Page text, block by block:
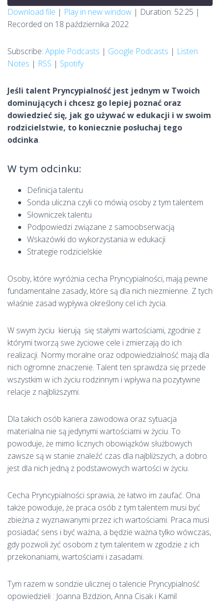
SECONDS
30
SECONDS
SUBSCRIBE SHARE
Apple Podcasts Google Podcasts
Spotify
SHARE
LINK
Download file | Play in new window | Duration: 52:25 |
Recorded on 18 października 2022
Subscribe: Apple Podcasts | Google Podcasts | Listen
Notes | RSS | Spotify
Jeśli talent Pryncypialność jest jednym w Twoich
dominujących i chcesz go lepiej poznać oraz
dowiedzieć się, jak go używać w edukacji i w swoim
rodzicielstwie, to koniecznie posłuchaj tego
odcinka.
W tym odcinku:
Definicja talentu
Sonda uliczna czyli co mówią osoby z tym talentem
Słowniczek talentu
Podpowiedzi związane z samoobserwacją
Wskazówki do wykorzystania w edukacji
Strategie rodzicielskie
Osoby, które wyróżnia cecha Pryncypialności, mają pewne
fundamentalne zasady, które są dla nich niezmienne. Z tych
właśnie zasad wypływa określony cel ich życia.
W swym życiu kierują się stałymi wartościami, zgodnie z
którymi tworzą swe życiowe cele i zmierzają do ich
realizacji. Normy moralne oraz odpowiedzialność mają dla
nich ogromne znaczenie. Talent ten sprawdza się przede
wszystkim w ich życiu rodzinnym i wpływa na pozytywne
relacje z najbliższymi.
Dla takich osób kariera zawodowa oraz sytuacja
materialna nie są jedynymi wartościami w życiu. To
powoduje, że mimo licznych obowiązków służbowych
zawsze są w stanie znaleźć czas dla najbliższych, a dobro
jest dla nich jedną z podstawowych wartości w życiu.
Cecha Pryncypialności sprawia, że łatwo im zaufać. Ona
także powoduje, że praca osób z tym talentem musi być
zbieżna z wyznawanymi przez ich wartościami. Praca musi
posiadać sens i być ważna, a będzie ważna tylko wówczas,
gdy pozwoli żyć osobom z tym talentem w zgodzie z ich
przekonaniami, wartościami i zasadami.
Tym razem w sondzie ulicznej o talencie Pryncypialność
opowiedzieli : Joanna Bzdzion, Anna Cisak i Kamil